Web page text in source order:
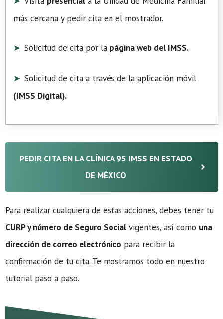
más cercana y pedir cita en el mostrador.
Solicitud de cita por la página web del IMSS.
Solicitud de cita a través de la aplicación móvil
(IMSS Digital).
PEDIR CITA EN LA CLÍNICA 95 IMSS EN ESTADO
DE MÉXICO
Para realizar cualquiera de estas acciones, debes tener tu
CURP y número de Seguro Social vigentes, así como una
dirección de correo electrónico para recibir la
confirmación de tu cita. Te mostramos todo en nuestro
tutorial paso a paso.